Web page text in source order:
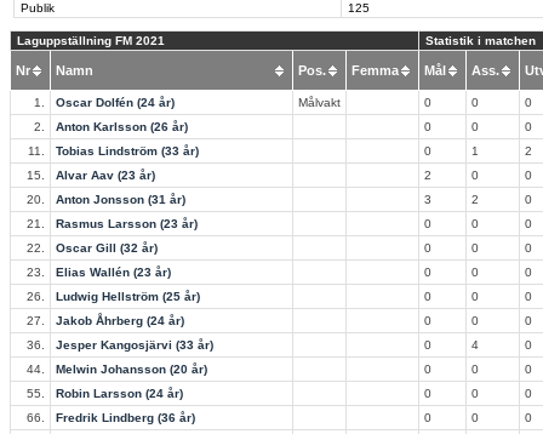
Publik
125
Laguppställning FM 2021 Statistik i matchen
Nr Namn Pos. Femma Mål Ass.
1. Oscar Dolfén (24 år) Målvakt 0 0
0
2.
Anton Karlsson (26 år) 0 0
0
11.
Tobias Lindström (33 år) 0 1
2
15.
Alvar Aav (23 år) 2 0
0
20.
Anton Jonsson (31 år) 3 2
0
21.
Rasmus Larsson (23 år) 0 0
0
22.
Oscar Gill (32 år) 0 0
0
23.
Elias Wallén (23 år) 0 0
0
26.
Ludwig Hellström (25 år) 0 0
0
27.
Jakob Åhrberg (24 år) 0 0
0
36.
Jesper Kangosjärvi (33 år) 0 4
0
44.
Melwin Johansson (20 år) 0 0
0
55.
Robin Larsson (24 år) 0 0
0
66.
Fredrik Lindberg (36 år) 0 0
0